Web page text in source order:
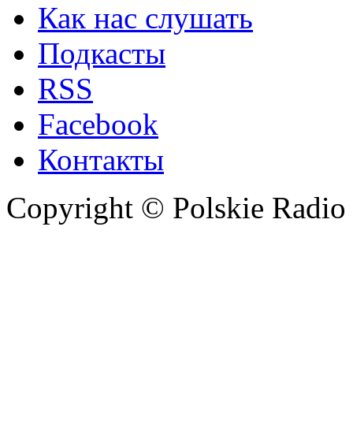
Как нас слушать
Подкасты
RSS
Facebook
Контакты
Copyright © Polskie